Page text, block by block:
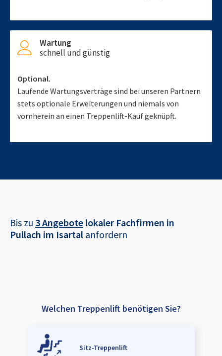
Wartung
schnell und günstig
Optional.
Laufende Wartungsverträge sind bei unseren Partnern
stets optionale Erweiterungen und niemals von
vornherein an einen Treppenlift-Kauf geknüpft.
Bis zu 3 Angebote lokaler Fachfirmen in
Pullach im Isartal anfordern
Welchen Treppenlift benötigen Sie?
Sitz-Treppenlift